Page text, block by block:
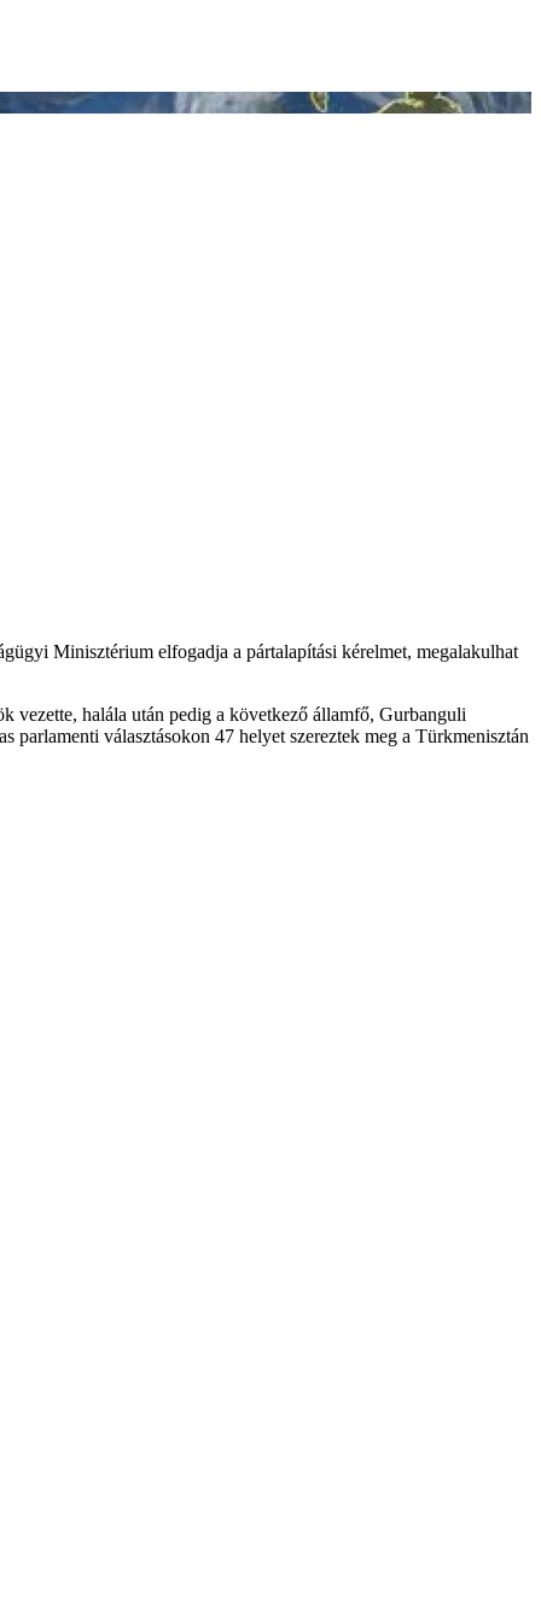
Minisztérium elfogadja a pártalapítási kérelmet, megalakulhat
vezette, halála után pedig a következő államfő, Gurbanguli
választásokon 47 helyet szereztek meg a Türkmenisztán